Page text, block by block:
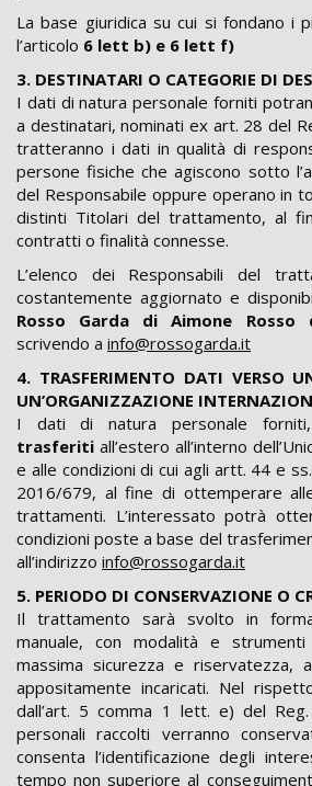
La base giuridica su cui si fondano i
l’articolo 6 lett b) e 6 lett f)
3. DESTINATARI O CATEGORIE DI
I dati di natura personale forniti
a destinatari, nominati ex art. 28 del
tratteranno i dati in qualità di
persone fisiche che agiscono sotto
del Responsabile oppure operano in
distinti Titolari del trattamento, al
contratti o finalità connesse.
L’elenco dei Responsabili del
costantemente aggiornato e
Rosso Garda di Aimone Rosso
scrivendo a info@rossogarda.it
4. TRASFERIMENTO DATI VERSO
UN’ORGANIZZAZIONE
I dati di natura personale
trasferiti all’estero all’interno
e alle condizioni di cui agli artt. 44 e
2016/679, al fine di ottemperare
trattamenti. L’interessato potrà
condizioni poste a base del
all’indirizzo info@rossogarda.it
5. PERIODO DI CONSERVAZIONE O
Il trattamento sarà svolto in
manuale, con modalità e
massima sicurezza e riservatezza,
appositamente incaricati. Nel
dall’art. 5 comma 1 lett. e) del
personali raccolti verranno
consenta l’identificazione degli
tempo non superiore al